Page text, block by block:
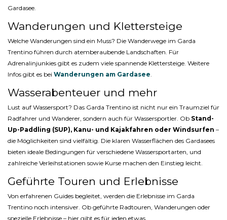
Gardasee.
Wanderungen und Klettersteige
Welche Wanderungen sind ein Muss? Die Wanderwege im Garda
Trentino führen durch atemberaubende Landschaften. Für
Adrenalinjunkies gibt es zudem viele spannende Klettersteige. Weitere
Infos gibt es bei Wanderungen am Gardasee
Wasserabenteuer und mehr
Lust auf Wassersport? Das Garda Trentino ist nicht nur ein Traumziel für
Radfahrer und Wanderer, sondern auch für Wassersportler. Ob Stand-
Up-Paddling (SUP), Kanu- und Kajakfahren oder Windsurfen –
die Möglichkeiten sind vielfältig. Die klaren Wasserflächen des Gardasees
bieten ideale Bedingungen für verschiedene Wassersportarten, und
zahlreiche Verleihstationen sowie Kurse machen den Einstieg leicht.
Geführte Touren und Erlebnisse
Von erfahrenen Guides begleitet, werden die Erlebnisse im Garda
Trentino noch intensiver. Ob geführte Radtouren, Wanderungen oder
spezielle Erlebnisse – hier gibt es für jeden etwas.